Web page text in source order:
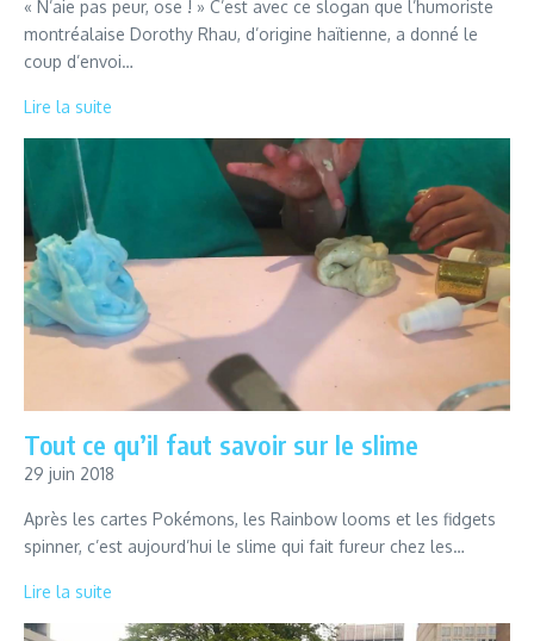
« N’aie pas peur, ose ! » C’est avec ce slogan que l’humoriste
montréalaise Dorothy Rhau, d’origine haïtienne, a donné le
coup d’envoi…
Lire la suite
Tout ce qu’il faut savoir sur le slime
29 juin 2018
Après les cartes Pokémons, les Rainbow looms et les fidgets
spinner, c’est aujourd’hui le slime qui fait fureur chez les…
Lire la suite